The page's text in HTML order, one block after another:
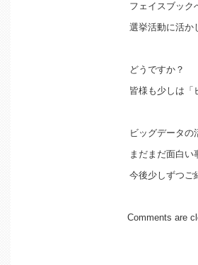
フェイスブック
選挙活動に活か
どうですか？
皆様も少しは「
ビッグデータの
まだまだ面白い
今後少しずつご
Comments are